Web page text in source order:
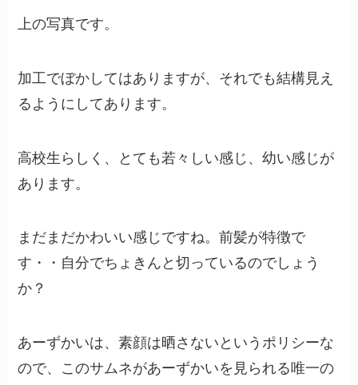
上の写真です。
加工でぼかしてはありますが、それでも結構見え
るようにしてあります。
高校生らしく、とても若々しい感じ、幼い感じが
あります。
まだまだかわいい感じですね。前髪が特徴で
す・・自分でちょきんと切っているのでしょう
か？
あーずかいは、素顔は晒さないというポリシーな
ので、このサムネがあーずかいを見られる唯一の